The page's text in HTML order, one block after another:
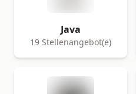
Java
19 Stellenangebot(e)